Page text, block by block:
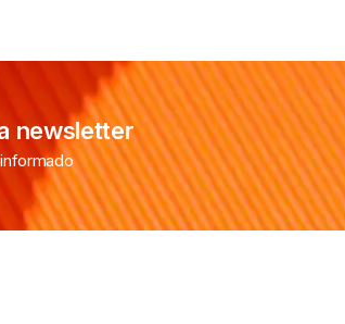
newsletter